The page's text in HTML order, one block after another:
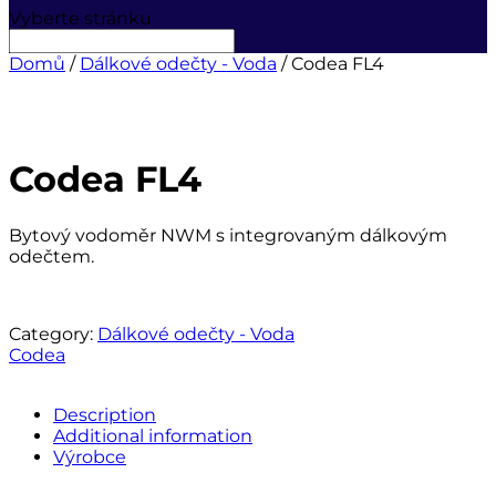
Vyberte stránku
Domů / Dálkové odečty - Voda / Codea FL4
Codea FL4
Bytový vodoměr NWM s integrovaným dálkovým
odečtem.
Category: Dálkové odečty - Voda
Codea
Description
Additional information
Výrobce